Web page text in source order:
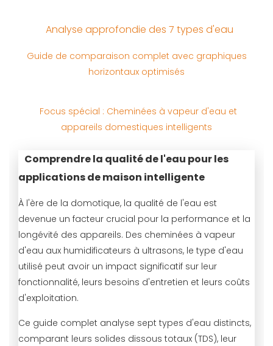
Analyse approfondie des 7 types d'eau
Guide de comparaison complet avec graphiques
horizontaux optimisés
Focus spécial : Cheminées à vapeur d'eau et
appareils domestiques intelligents
Comprendre la qualité de l'eau pour les
applications de maison intelligente
À l'ère de la domotique, la qualité de l'eau est
devenue un facteur crucial pour la performance et la
longévité des appareils. Des cheminées à vapeur
d'eau aux humidificateurs à ultrasons, le type d'eau
utilisé peut avoir un impact significatif sur leur
fonctionnalité, leurs besoins d'entretien et leurs coûts
d'exploitation.
Ce guide complet analyse sept types d'eau distincts,
comparant leurs solides dissous totaux (TDS), leur